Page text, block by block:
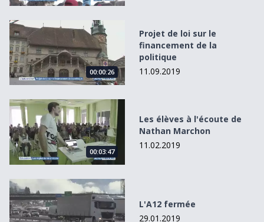
Projet de loi sur le financement de la politique
00:00:26
Projet de loi sur le
financement de la
politique
11.09.2019
Les élèves à l&#039;écoute de Nathan Marchon
00:03:47
Les élèves à l'écoute de
Nathan Marchon
11.02.2019
L&#039;A12 fermée
L'A12 fermée
29.01.2019